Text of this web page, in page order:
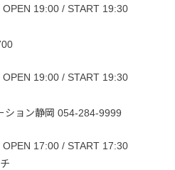
19:00 / START 19:30
19:00 / START 19:30
ション静岡 054-284-9999
17:00 / START 17:30